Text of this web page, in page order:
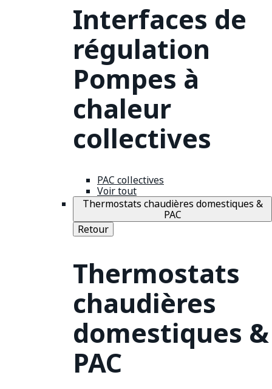
Interfaces de
régulation
Pompes à
chaleur
collectives
PAC collectives
Voir tout
Thermostats chaudières domestiques &
PAC
Retour
Thermostats
chaudières
domestiques &
PAC